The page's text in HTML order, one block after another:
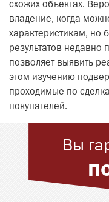
схожих объектах.
владение, когда
характеристикам, но
результатов недавно
позволяет выявить
этом изучению
проходимые по
покупателей.
Вы